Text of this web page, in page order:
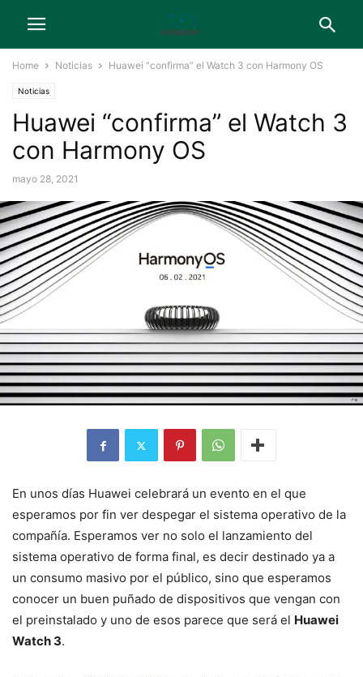
Home Noticias Huawei “confirma” el Watch 3 con Harmony OS
Noticias
Huawei “confirma” el Watch 3
con Harmony OS
mayo 28, 2021
En unos días Huawei celebrará un evento en el que
esperamos por fin ver despegar el sistema operativo de la
compañía. Esperamos ver no solo el lanzamiento del
sistema operativo de forma final, es decir destinado ya a
un consumo masivo por el público, sino que esperamos
conocer un buen puñado de dispositivos que vengan con
el preinstalado y uno de esos parece que será el Huawei
Watch 3.